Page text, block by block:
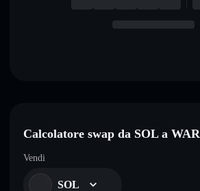
Calcolatore swap da SOL a WAR
Vendi
SOL